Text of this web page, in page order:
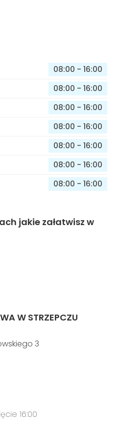
08:00 - 16:00
08:00 - 16:00
08:00 - 16:00
08:00 - 16:00
08:00 - 16:00
08:00 - 16:00
08:00 - 16:00
jakie załatwisz w
W STRZEPCZU
3
16:00